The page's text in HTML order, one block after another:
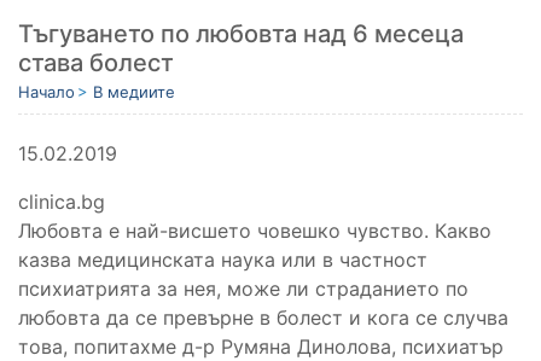
Тъгуването по любовта над 6 месеца
става болест
Начало В медиите
15.02.2019
clinica.bg
Любовта е най-висшето човешко чувство. Какво
казва медицинската наука или в частност
психиатрията за нея, може ли страданието по
любовта да се превърне в болест и кога се случва
това, попитахме д-р Румяна Динолова, психиатър